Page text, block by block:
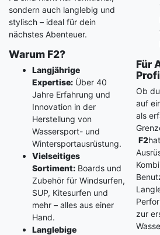
sondern auch langlebig und
stylisch – ideal für dein
nächstes Abenteuer.
Warum F2?
Langjährige
Expertise: Über 40
Jahre Erfahrung und
Innovation in der
Herstellung von
Wassersport- und
Wintersportausrüstung.
Vielseitiges
Sortiment: Boards und
Zubehör für Windsurfen,
SUP, Kitesurfen und
mehr – alles aus einer
Hand.
Langlebige
Für
Ob
auf
als
F2
zur